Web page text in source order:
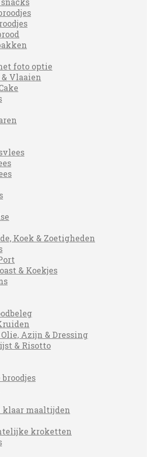
foto optie
Vlaaien
Koek & Zoetigheden
& Koekjes
Azijn & Dressing
& Risotto
klaar maaltijden
kroketten